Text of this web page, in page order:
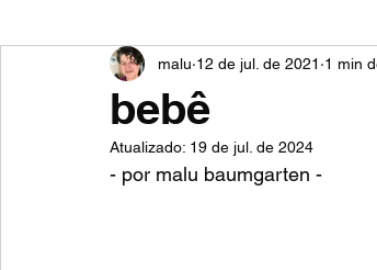
impressões/comentários
bebê
malu 12 de jul. de 2021 1 min
Atualizado: 19 de jul. de 2024
- por malu baumgarten -